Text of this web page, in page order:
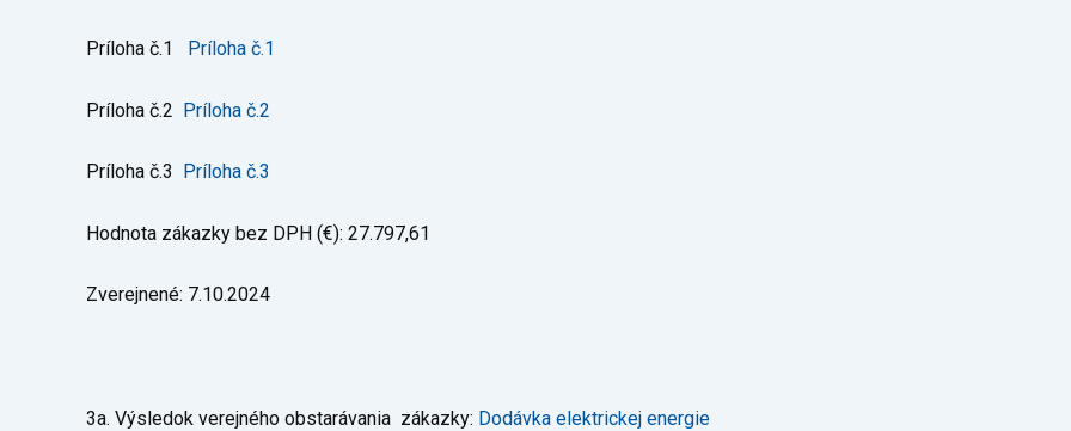
Príloha č.1 Príloha č.1
Príloha č.2 Príloha č.2
Príloha č.3 Príloha č.3
Hodnota zákazky bez DPH (€): 27.797,61
Zverejnené: 7.10.2024
3a. Výsledok verejného obstarávania zákazky: Dodávka elektrickej energie